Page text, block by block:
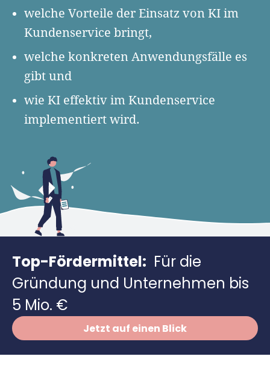
Kassensystem
Versicherungen
Kontokorrenkredit
Flexible Kreditlinie
Gründungsassistent
Finanzplan Tool
Preiskalkulation
Buchhaltungssoftware
Lohnsoftware
Vergleiche
Unsere Gründungspakete
Geförderte Beratung
Finanzierungsangebote
Marke, AGB & Datenschutz
Geschäftskonto eröffnen
Steuerberatung
Software
Deals
welche Vorteile der Einsatz von KI im
Kundenservice bringt,
welche konkreten Anwendungsfälle es
gibt und
wie KI effektiv im Kundenservice
implementiert wird.
Top-Fördermittel: Für die
Gründung und Unternehmen bis
5 Mio. €
Jetzt auf einen Blick